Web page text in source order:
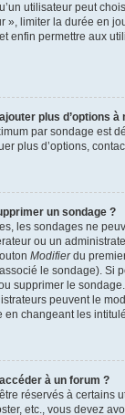
utilisateur peut
», limiter la durée en
enfin permettre aux
plus d’options à
par sondage est
plus d’options,
un sondage ?
les sondages ne
ou un
Modifierdu
le sondage). Si
supprimer le
peuvent le
en changeant les
à un forum ?
réservés à certains
etc., vous devez